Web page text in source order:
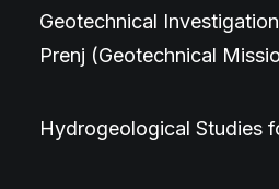
Geotechnical
Prenj (Geotechnical
Hydrogeological Studies